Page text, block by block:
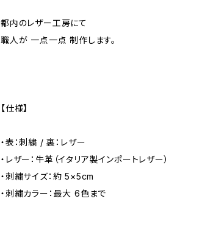
都内のレザー工房にて
職人が 一点一点 制作します。
【仕様】
・表：刺繍 / 裏：レザー
・レザー：牛革（イタリア製インポートレザー）
・刺繍サイズ：約 5×5cm
・刺繍カラー：最大 6色まで